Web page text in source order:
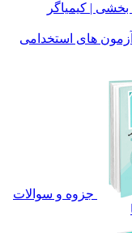
| کیمیاگر
های استخدامی
جزوه و سوالات